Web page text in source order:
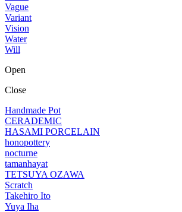
Vague
Variant
Vision
Water
Will
Open
Close
Handmade Pot
CERADEMIC
HASAMI PORCELAIN
honopottery
nocturne
tamanhayat
TETSUYA OZAWA
Scratch
Takehiro Ito
Yuya Iha